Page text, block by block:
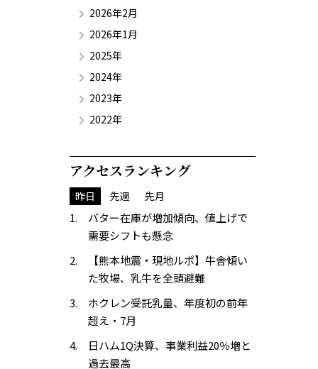
2026年2月
2026年1月
2025年
2024年
2023年
2022年
アクセスランキング
昨日 先週 先月
バター在庫が増加傾向、値上げで
需要シフトも懸念
【熊本地震・現地ルポ】牛舎傾い
た牧場、乳牛を全頭避難
ホクレン受託乳量、年度初の前年
超え・7月
日ハム1Q決算、事業利益20％増と
過去最高